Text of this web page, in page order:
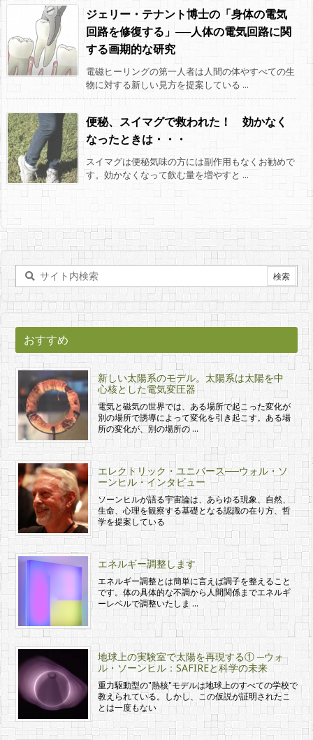
ジェリー・テナント博士の「身体の電気
回路を修復する」──人体の電気回路に関
する画期的な研究
電磁ヒーリングの第一人者は人間の体やすべての生
物に対する新しい見方を提案している ...
便秘、スイマグで救われた！ 効かなく
なったときは・・・
スイマグは便秘気味の方には副作用もなくお勧めで
す。効かなくなって飲む量を増やすと ...
おすすめ
新しい太陽系のモデル。太陽系は太陽を中
心核とした電気変圧器
電気と磁気の世界では、ある場所で起こった変化が
別の場所で誘導によって変化を引き起こす。ある場
所の変化が、別の場所の …
エレクトリック・ユニバース──ウォル・ソ
ーンヒル・インタビュー
ソーンヒルが語る宇宙論は、あらゆる現象、自然、
生命、心理を観察する基礎となる認識の在り方、哲
学を提案している
エネルギー調整します
エネルギー調整とは簡単に言えば調子を整えること
です。体の具体的な不調から人間関係までエネルギ
ーレベルで調整いたしま …
地球上の実験室で太陽を再現する① ─ウォ
ル・ソーンヒル：SAFIREと科学の未来
重力駆動型の"熱核"モデルは地球上のすべての学校で
教えられている。しかし、この仮説が証明されたこ
とは一度もない